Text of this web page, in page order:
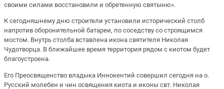
своими силами восстановили и обретенную святыню».
К сегодняшнему дню строители установили исторический столб
напротив оборонительной батареи, по соседству со строящимся
мостом. Внутрь столба вставлена икона святителя Николая
Чудотворца. В ближайшее время территория рядом с киотом будет
благоустроена.
Его Преосвященство владыка Иннокентий совершил сегодня на о.
Русский молебен и чин освящения киота и иконы свт. Николая